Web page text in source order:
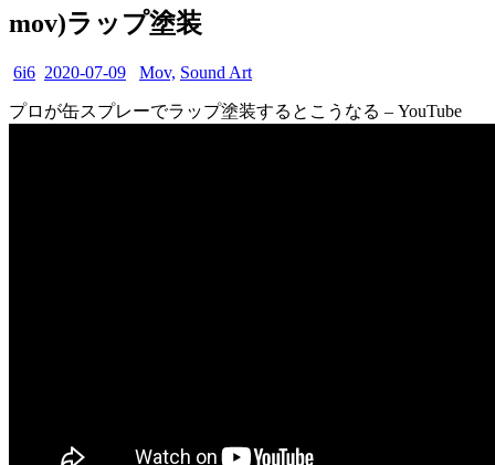
mov)ラップ塗装
6i6 2020-07-09 Mov, Sound Art
プロが缶スプレーでラップ塗装するとこうなる – YouTube